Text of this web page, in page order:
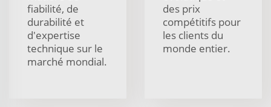
fiabilité, de
durabilité et
d'expertise
technique sur le
marché mondial.
des prix
compétitifs pour
les clients du
monde entier.